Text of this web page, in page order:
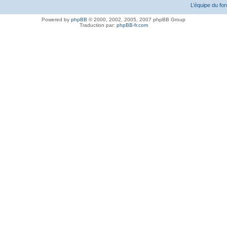
L’équipe du
Powered by phpBB © 2000, 2002, 2005, 2007 phpBB Group
Traduction par: phpBB-fr.com